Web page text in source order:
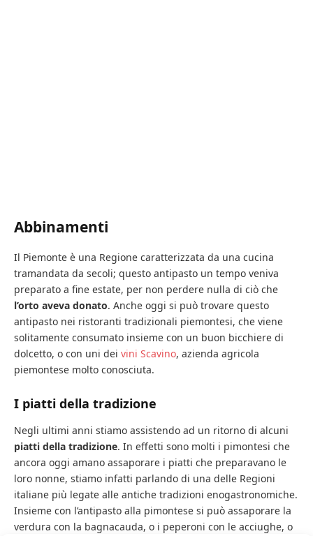
Abbinamenti
Il Piemonte è una Regione caratterizzata da una cucina
tramandata da secoli; questo antipasto un tempo veniva
preparato a fine estate, per non perdere nulla di ciò che
l’orto aveva donato. Anche oggi si può trovare questo
antipasto nei ristoranti tradizionali piemontesi, che viene
solitamente consumato insieme con un buon bicchiere di
dolcetto, o con uni dei vini Scavino, azienda agricola
piemontese molto conosciuta.
I piatti della tradizione
Negli ultimi anni stiamo assistendo ad un ritorno di alcuni
piatti della tradizione. In effetti sono molti i pimontesi che
ancora oggi amano assaporare i piatti che preparavano le
loro nonne, stiamo infatti parlando di una delle Regioni
italiane più legate alle antiche tradizioni enogastronomiche.
Insieme con l’antipasto alla pimontese si può assaporare la
verdura con la bagnacauda, o i peperoni con le acciughe, o